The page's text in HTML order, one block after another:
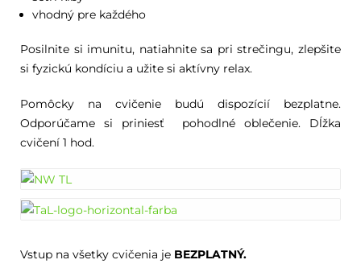
vhodný pre každého
Posilnite si imunitu, natiahnite sa pri strečingu, zlepšite
si fyzickú kondíciu a užite si aktívny relax.
Pomôcky na cvičenie budú dispozícií bezplatne.
Odporúčame si priniesť pohodlné oblečenie. Dĺžka
cvičení 1 hod.
Vstup na všetky cvičenia jeBEZPLATNÝ.